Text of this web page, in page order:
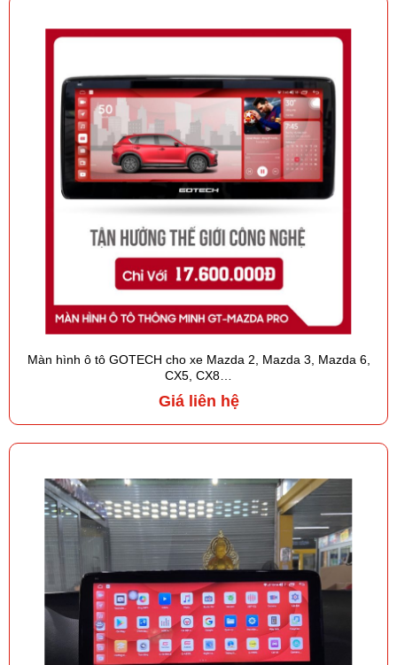
Màn hình ô tô GOTECH cho xe Mazda 2, Mazda 3, Mazda 6,
CX5, CX8…
Giá liên hệ